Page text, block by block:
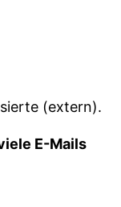
(extern).
E-Mails